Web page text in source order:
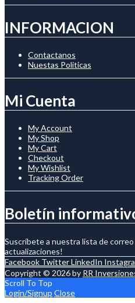
INFORMACION
Contactanos
Nuestas Politicas
Mi Cuenta
My Account
My Shop
My Cart
Checkout
My Wishlist
Tracking Order
Boletín
Suscríbete a nuestra lista de correo
actualizaciones!
Facebook TwitterLinkedIn
Copyright © 2026 by RR
Scroll To Top
Login/Signup Close